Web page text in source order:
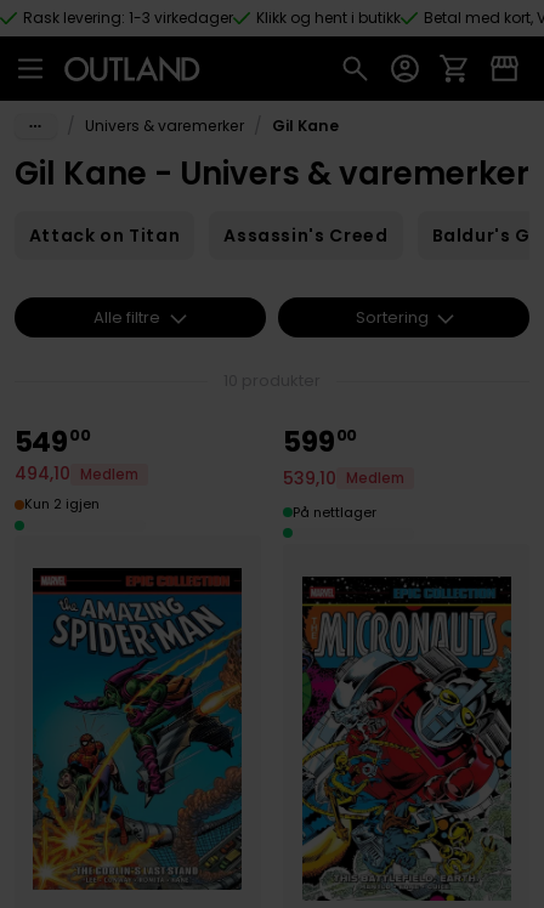
Hopp til hovedinnhold
Rask levering: 1-3 virkedager Klikk og hent i butikk Betal med kort,
Univers & varemerker Gil Kane
Gil Kane - Univers & varemerker
Attack on Titan Assassin's Creed Baldur's
54900
494,10
Medlem
Kun 2 igjen
59900
539,10
Medlem
På nettlager
Alle filtre Sortering